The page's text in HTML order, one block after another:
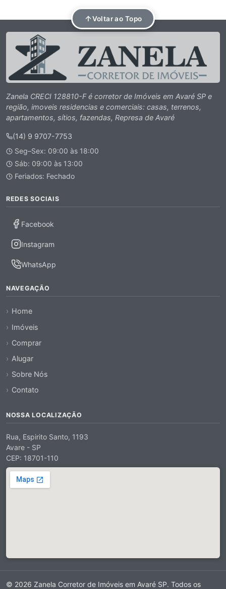
Voltar ao Topo
Zanela CRECI 128810-F é corretor de Imóveis em Avaré SP e
região, imoveis residencias e comerciais: casas, terrenos,
apartamentos, sítios, fazendas, Represa de Avaré
(14) 9 9707-7753
Seg–Sex: 09:00 às 18:00
Sáb: 09:00 às 13:00
Feriados: Fechado
REDES SOCIAIS
Facebook
Instagram
WhatsApp
NAVEGAÇÃO
Home
Imóveis
Comprar
Alugar
Sobre Nós
Contato
NOSSA LOCALIZAÇÃO
Rua, Espirito Santo, 1193
Avare - SP
CEP: 18701-110
© 2026 Zanela Corretor de Imóveis em Avaré SP. Todos os